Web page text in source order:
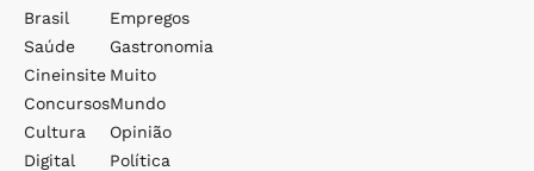
Brasil
Saúde
Cineinsite
Concursos
Cultura
Digital
Empregos
Gastronomia
Muito
Mundo
Opinião
Política